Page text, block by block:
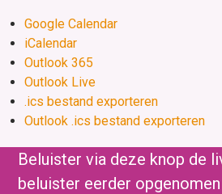
Google Calendar
iCalendar
Outlook 365
Outlook Live
.ics bestand exporteren
Outlook .ics bestand exporteren
Beluister via deze knop de
beluister eerder